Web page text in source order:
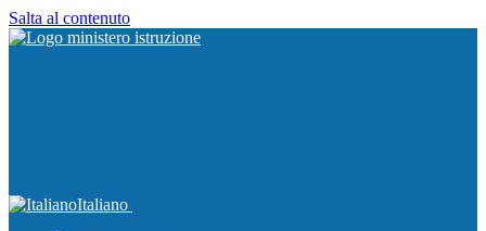
Salta al contenuto
Italiano